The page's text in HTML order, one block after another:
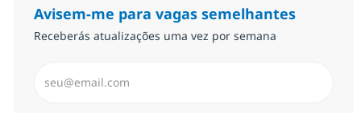
Avisem-me para vagas semelhantes
Receberás atualizações uma vez por semana